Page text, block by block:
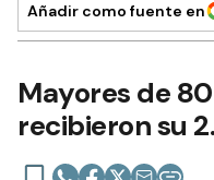
Añadir como fuente en
Mayores de
recibieron su